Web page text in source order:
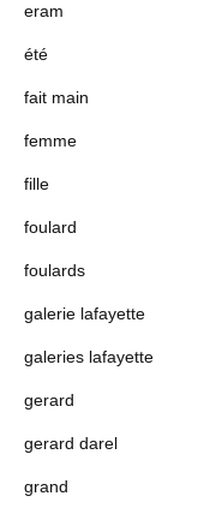
eram
été
fait main
femme
fille
foulard
foulards
galerie lafayette
galeries lafayette
gerard
gerard darel
grand